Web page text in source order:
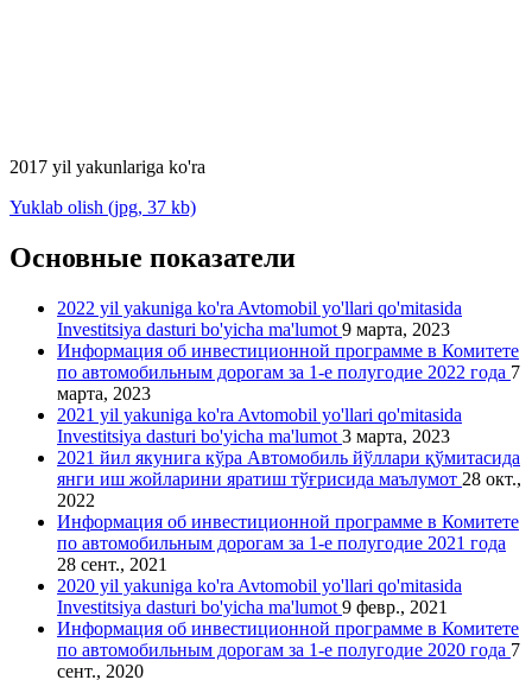
2017 yil yakunlariga ko'ra
Yuklab olish (jpg, 37 kb)
Основные показатели
2022 yil yakuniga ko'ra Avtomobil yo'llari qo'mitasida
Investitsiya dasturi bo'yicha ma'lumot 9 марта, 2023
Информация об инвестиционной программе в Комитете
по автомобильным дорогам за 1-е полугодие 2022 года 7
марта, 2023
2021 yil yakuniga ko'ra Avtomobil yo'llari qo'mitasida
Investitsiya dasturi bo'yicha ma'lumot 3 марта, 2023
2021 йил якунига кўра Автомобиль йўллари қўмитасида
янги иш жойларини яратиш тўғрисида маълумот 28 окт.,
2022
Информация об инвестиционной программе в Комитете
по автомобильным дорогам за 1-е полугодие 2021 года
28 сент., 2021
2020 yil yakuniga ko'ra Avtomobil yo'llari qo'mitasida
Investitsiya dasturi bo'yicha ma'lumot 9 февр., 2021
Информация об инвестиционной программе в Комитете
по автомобильным дорогам за 1-е полугодие 2020 года 7
сент., 2020